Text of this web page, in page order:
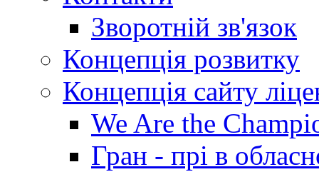
Зворотній зв'язок
Концепція розвитку
Концепція сайту
We Are the
Гран - прі в